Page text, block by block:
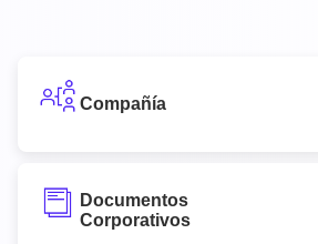
Compañía
Documentos
Corporativos